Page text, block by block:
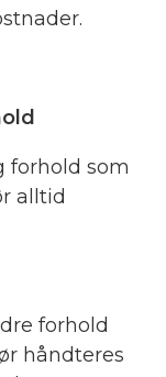
forhold som
alltid
forhold
håndteres